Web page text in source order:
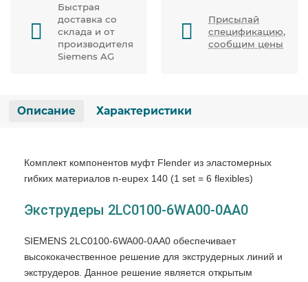
Быстрая
доставка со
склада и от
производителя
Siemens AG
Присылай
спецификацию,
сообщим цены
Описание Характеристики
Комплект компонентов муфт Flender из эластомерных
гибких материалов n-eupex 140 (1 set = 6 flexibles)
Экструдеры 2LC0100-6WA00-0AA0
SIEMENS 2LC0100-6WA00-0AA0 обеспечивает
высококачественное решение для экструдерных линий и
экструдеров. Данное решение является открытым